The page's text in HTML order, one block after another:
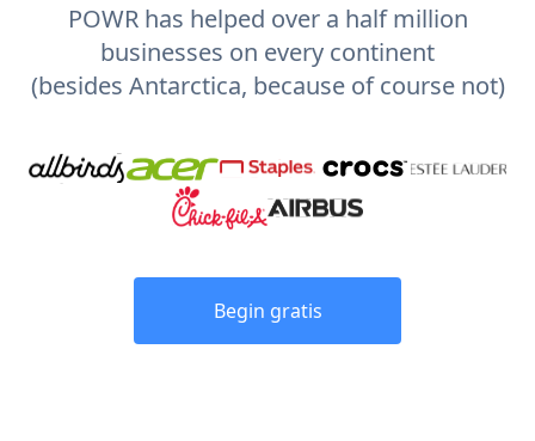
POWR has helped over a half million
businesses on every continent
(besides Antarctica, because of course not)
Begin gratis